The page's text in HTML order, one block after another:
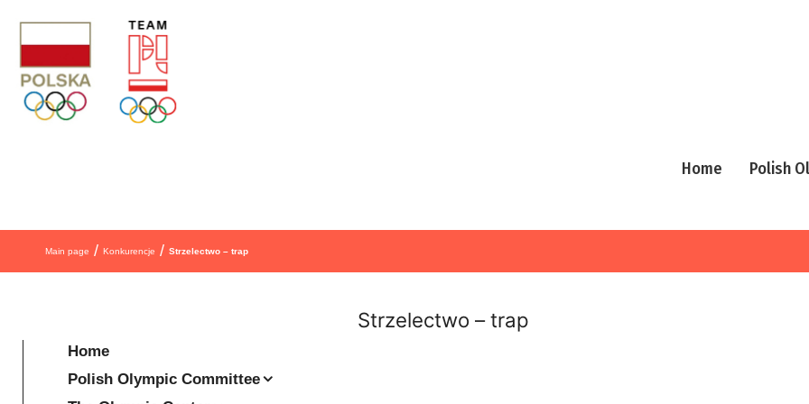
Home Polish
Main page / Konkurencje / Strzelectwo – trap
Strzelectwo – trap
Home
Polish Olympic Committee